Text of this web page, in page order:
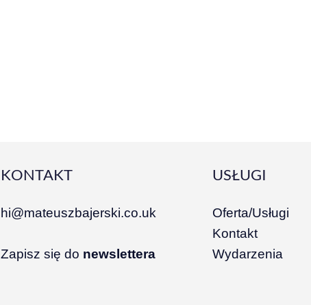
KONTAKT
hi@mateuszbajerski.co.uk
Zapisz się do newslettera
USŁUGI
Oferta/Usługi
Kontakt
Wydarzenia